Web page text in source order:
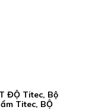
ĐỘ Titec, Bộ
Titec, BỘ